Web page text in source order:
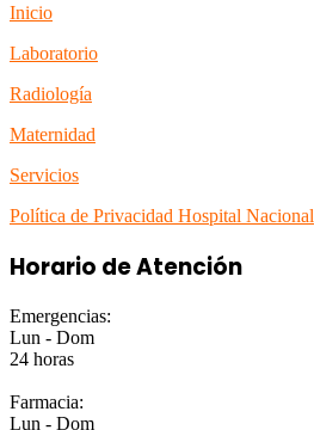
Inicio
Laboratorio
Radiología
Maternidad
Servicios
Política de Privacidad Hospital Nacional
Horario de Atención
Emergencias:
Lun - Dom
24 horas
Farmacia:
Lun - Dom